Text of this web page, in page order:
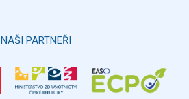
NAŠI PARTNEŘI